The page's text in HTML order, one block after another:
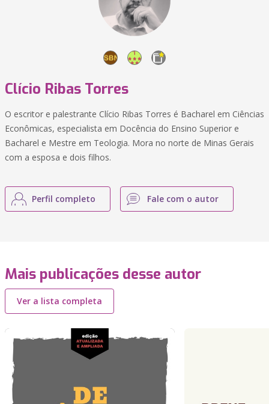
Clício Ribas Torres
O escritor e palestrante Clício Ribas Torres é Bacharel em Ciências
Econômicas, especialista em Docência do Ensino Superior e
Bacharel e Mestre em Teologia. Mora no norte de Minas Gerais
com a esposa e dois filhos.
Perfil completo Fale com o autor
Mais publicações desse autor
Ver a lista completa